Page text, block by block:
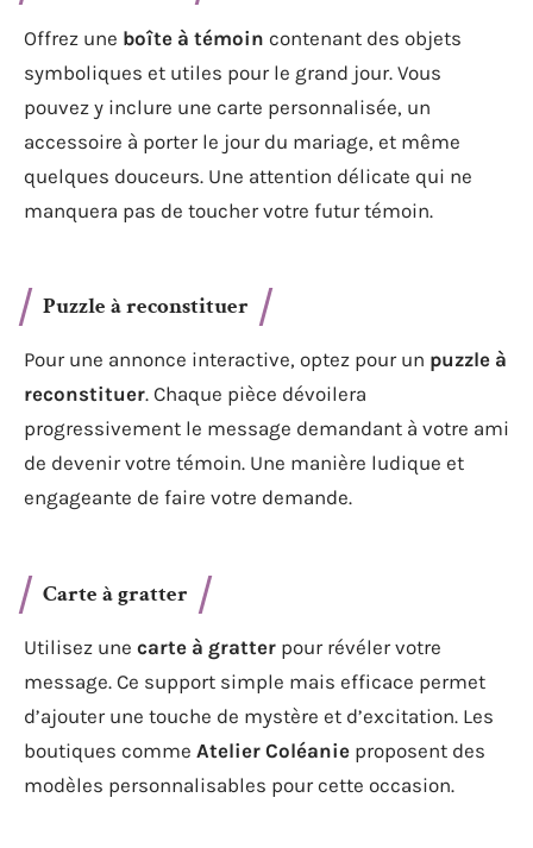
Offrez une boîte à témoin contenant des objets
symboliques et utiles pour le grand jour. Vous
pouvez y inclure une carte personnalisée, un
accessoire à porter le jour du mariage, et même
quelques douceurs. Une attention délicate qui ne
manquera pas de toucher votre futur témoin.
Puzzle à reconstituer
Pour une annonce interactive, optez pour un puzzle à
reconstituer. Chaque pièce dévoilera
progressivement le message demandant à votre ami
de devenir votre témoin. Une manière ludique et
engageante de faire votre demande.
Carte à gratter
Utilisez une carte à gratter pour révéler votre
message. Ce support simple mais efficace permet
d’ajouter une touche de mystère et d’excitation. Les
boutiques comme Atelier Coléanie proposent des
modèles personnalisables pour cette occasion.